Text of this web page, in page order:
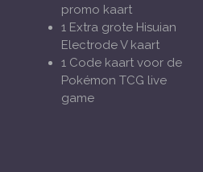
promo kaart
1 Extra grote Hisuian
Electrode V kaart
1 Code kaart voor de
Pokémon TCG live
game